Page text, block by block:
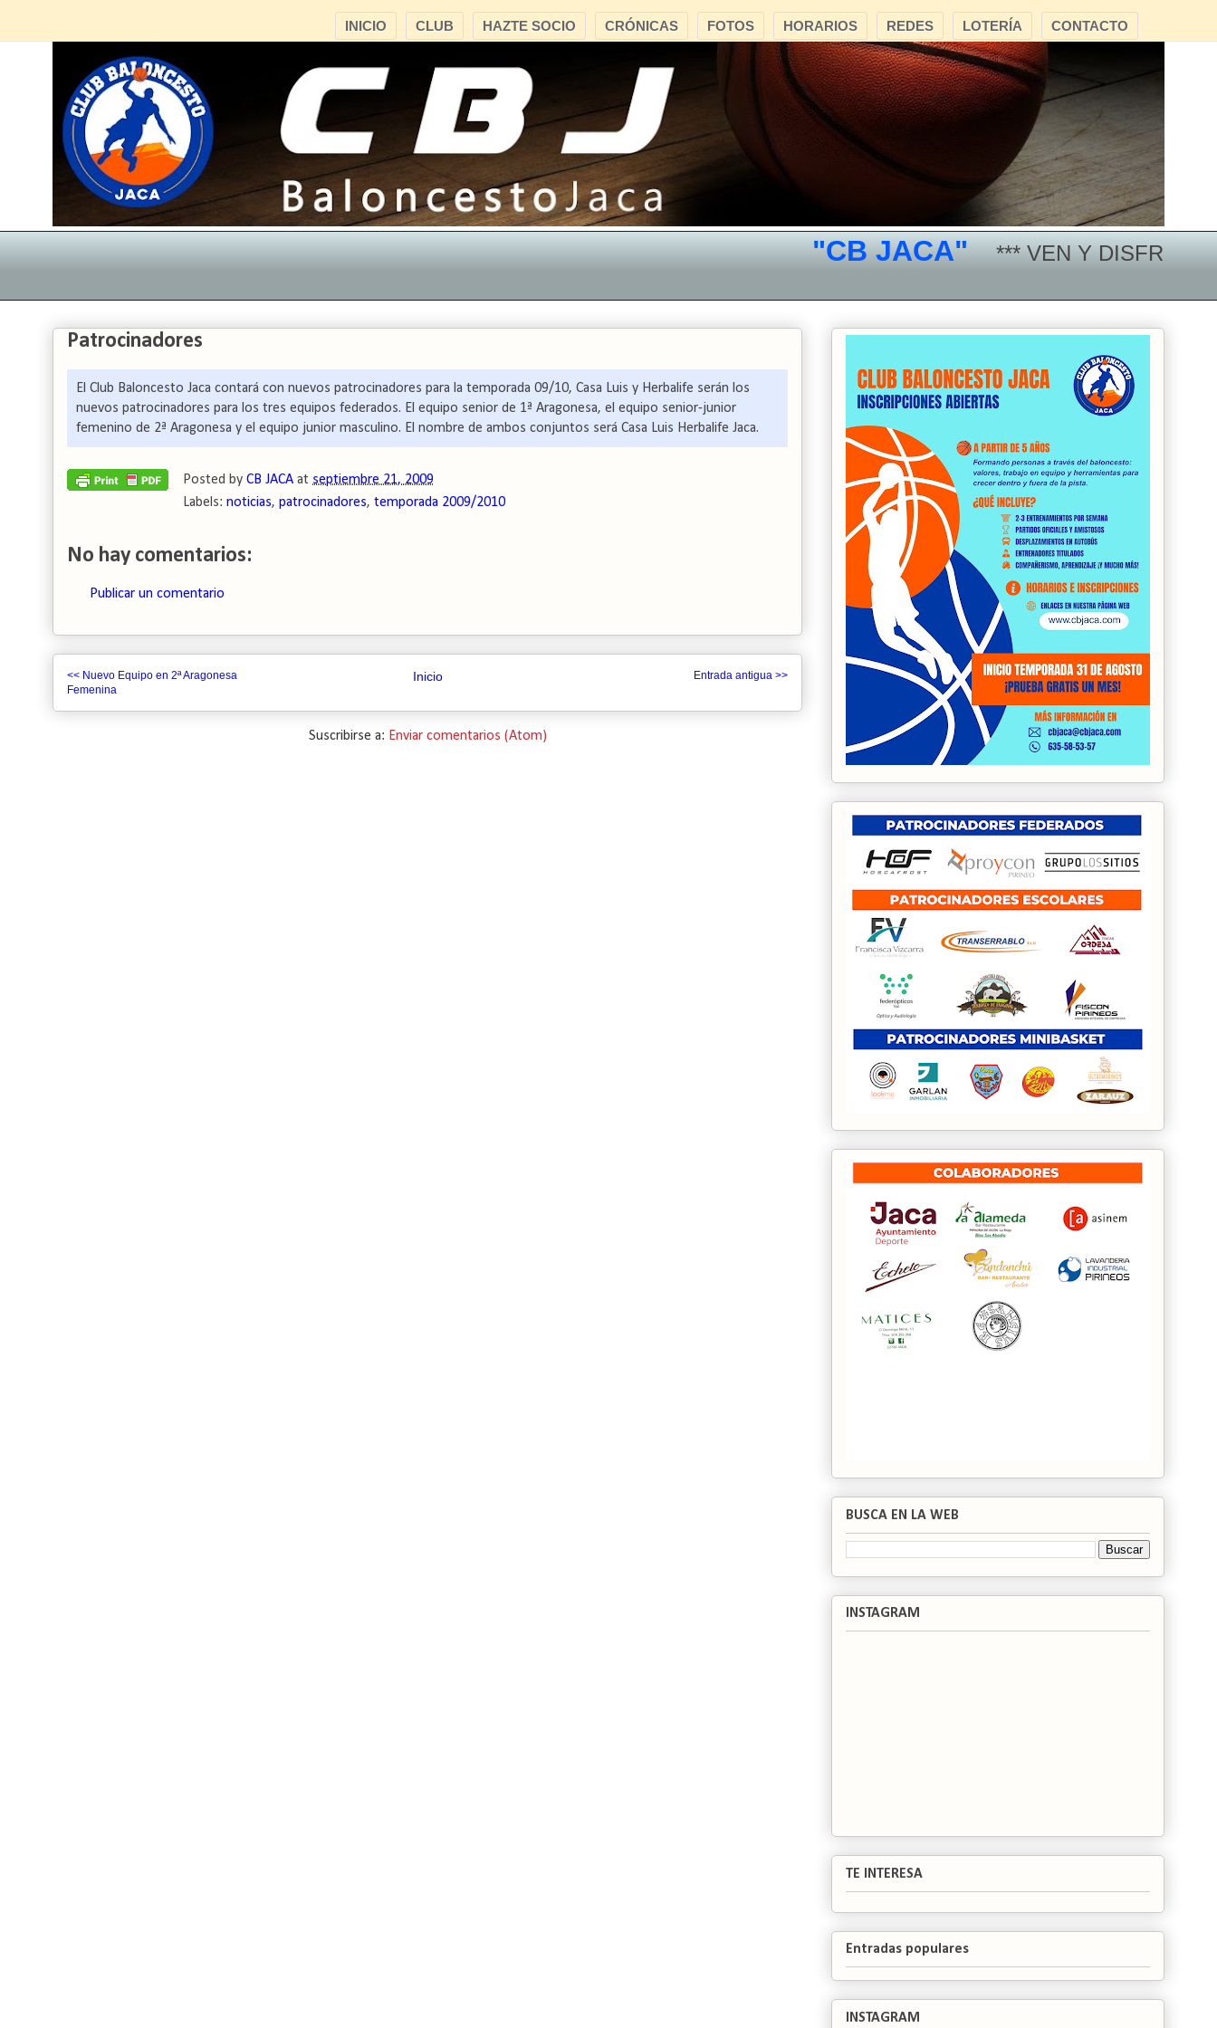
CONTACTO
LOTERÍA
REDES
HORARIOS
FOTOS
CRÓNICAS
HAZTE SOCIO
CLUB
INICIO
"CB JACA" *** VEN Y DISFRUTA DEL
Patrocinadores
El Club Baloncesto Jaca contará con nuevos patrocinadores para la temporada 09/10, Casa Luis y Herbalife serán los
nuevos patrocinadores para los tres equipos federados. El equipo senior de 1ª Aragonesa, el equipo senior-junior
femenino de 2ª Aragonesa y el equipo junior masculino. El nombre de ambos conjuntos será Casa Luis Herbalife Jaca.
Posted by CB JACA at septiembre 21, 2009
Labels: noticias, patrocinadores, temporada 2009/2010
No hay comentarios:
Publicar un comentario
<< Nuevo Equipo en 2ª Aragonesa
Femenina
Entrada antigua >>
Inicio
Suscribirse a: Enviar comentarios (Atom)
BUSCA EN LA WEB
INSTAGRAM
TE INTERESA
Entradas populares
INSTAGRAM